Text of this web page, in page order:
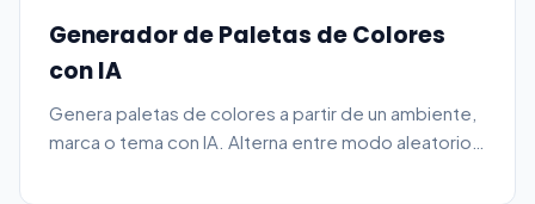
Generador de Paletas de Colores
con IA
Genera paletas de colores a partir de un ambiente,
marca o tema con IA. Alterna entre modo aleatorio y